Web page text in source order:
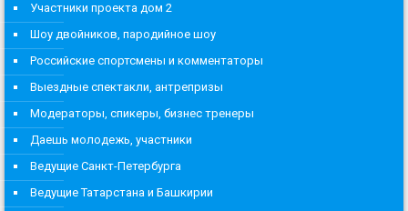
Участники проекта дом 2
Шоу двойников, пародийное шоу
Российские спортсмены и комментаторы
Выездные спектакли, антрепризы
Модераторы, спикеры, бизнес тренеры
Даешь молодежь, участники
Ведущие Санкт-Петербурга
Ведущие Татарстана и Башкирии